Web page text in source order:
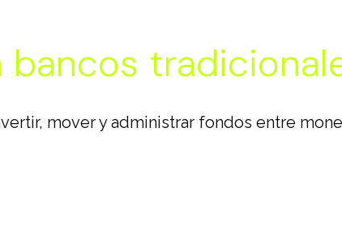
bancos
mover y administrar fondos entre